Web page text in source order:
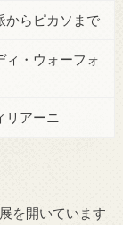
からピカソまで
ィ・ウォーフォ
リアーニ
を開いています